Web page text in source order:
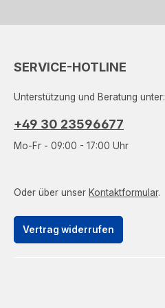
SERVICE-HOTLINE
Unterstützung und Beratung unter:
+49 30 23596677
Mo-Fr - 09:00 - 17:00 Uhr
Oder über unser Kontaktformular.
Vertrag widerrufen